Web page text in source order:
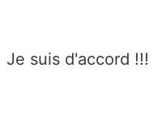
Je suis d'accord !!!